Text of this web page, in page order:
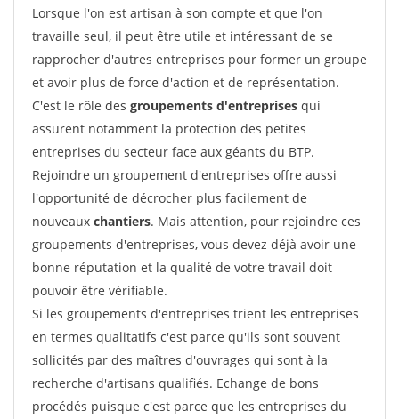
Lorsque l'on est artisan à son compte et que l'on
travaille seul, il peut être utile et intéressant de se
rapprocher d'autres entreprises pour former un groupe
et avoir plus de force d'action et de représentation.
C'est le rôle des groupements d'entreprises qui
assurent notamment la protection des petites
entreprises du secteur face aux géants du BTP.
Rejoindre un groupement d'entreprises offre aussi
l'opportunité de décrocher plus facilement de
nouveaux chantiers. Mais attention, pour rejoindre ces
groupements d'entreprises, vous devez déjà avoir une
bonne réputation et la qualité de votre travail doit
pouvoir être vérifiable.
Si les groupements d'entreprises trient les entreprises
en termes qualitatifs c'est parce qu'ils sont souvent
sollicités par des maîtres d'ouvrages qui sont à la
recherche d'artisans qualifiés. Echange de bons
procédés puisque c'est parce que les entreprises du